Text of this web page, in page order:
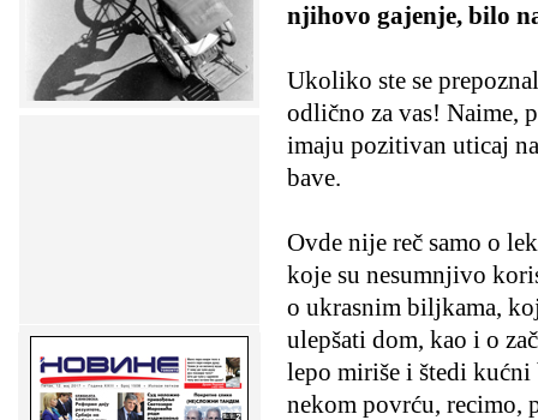
njihovo gajenje, bilo
Ukoliko ste se
odlično za vas! Naime,
imaju pozitivan uticaj
bave.
Ovde nije reč samo o
koje su nesumnjivo
o ukrasnim biljkama,
ulepšati dom, kao i o
lepo miriše i štedi kućni
nekom povrću, recimo,